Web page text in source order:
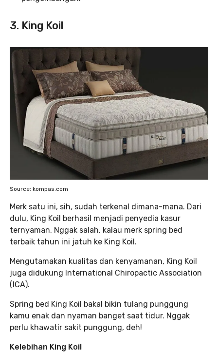
3. King Koil
Source: kompas.com
Merk satu ini, sih, sudah terkenal dimana-mana. Dari
dulu, King Koil berhasil menjadi penyedia kasur
ternyaman. Nggak salah, kalau merk spring bed
terbaik tahun ini jatuh ke King Koil.
Mengutamakan kualitas dan kenyamanan, King Koil
juga didukung International Chiropactic Association
(ICA).
Spring bed King Koil bakal bikin tulang punggung
kamu enak dan nyaman banget saat tidur. Nggak
perlu khawatir sakit punggung, deh!
Kelebihan King Koil